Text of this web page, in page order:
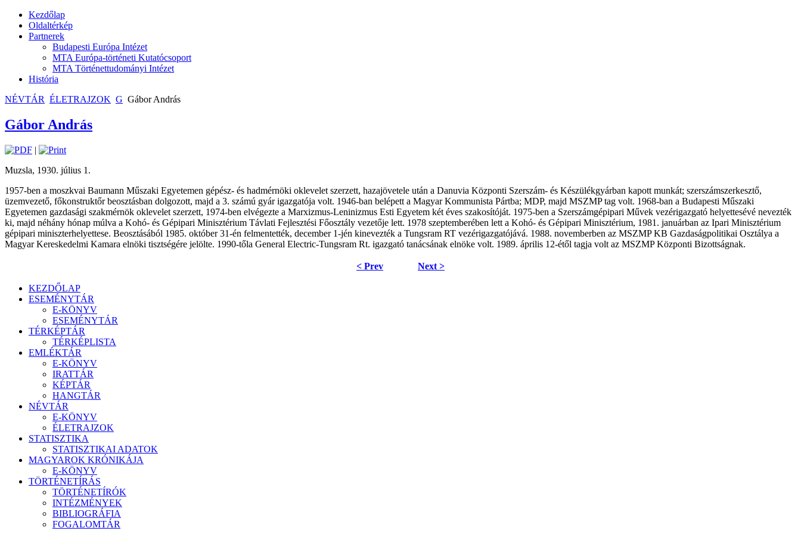
Kezdőlap
Oldaltérkép
Partnerek
Budapesti Európa Intézet
MTA Európa-történeti Kutatócsoport
MTA Történettudományi Intézet
História
NÉVTÁR ÉLETRAJZOK G Gábor András
Gábor András
|
Muzsla, 1930. július 1.
1957-ben a moszkvai Baumann Műszaki Egyetemen gépész- és hadmérnöki oklevelet szerzett, hazajövetele után a Danuvia Központi Szerszám- és Készülékgyárban kapott munkát; szerszámszerkesztő,
üzemvezető, főkonstruktőr beosztásban dolgozott, majd a 3. számú gyár igazgatója volt. 1946-ban belépett a Magyar Kommunista Pártba; MDP, majd MSZMP tag volt. 1968-ban a Budapesti Műszaki
Egyetemen gazdasági szakmérnök oklevelet szerzett, 1974-ben elvégezte a Marxizmus-Leninizmus Esti Egyetem két éves szakosítóját. 1975-ben a Szerszámgépipari Művek vezérigazgató helyettesévé nevezték
ki, majd néhány hónap múlva a Kohó- és Gépipari Minisztérium Távlati Fejlesztési Főosztály vezetője lett. 1978 szeptemberében lett a Kohó- és Gépipari Minisztérium, 1981. januárban az Ipari Minisztérium
gépipari miniszterhelyettese. Beosztásából 1985. október 31-én felmentették, december 1-jén kinevezték a Tungsram RT vezérigazgatójává. 1988. novemberben az MSZMP KB Gazdaságpolitikai Osztálya a
Magyar Kereskedelmi Kamara elnöki tisztségére jelölte. 1990-tőla General Electric-Tungsram Rt. igazgató tanácsának elnöke volt. 1989. április 12-étől tagja volt az MSZMP Központi Bizottságnak.
< Prev Next >
KEZDŐLAP
ESEMÉNYTÁR
E-KÖNYV
ESEMÉNYTÁR
TÉRKÉPTÁR
TÉRKÉPLISTA
EMLÉKTÁR
E-KÖNYV
IRATTÁR
KÉPTÁR
HANGTÁR
NÉVTÁR
E-KÖNYV
ÉLETRAJZOK
STATISZTIKA
STATISZTIKAI ADATOK
MAGYAROK KRÓNIKÁJA
E-KÖNYV
TÖRTÉNETÍRÁS
TÖRTÉNETÍRÓK
INTÉZMÉNYEK
BIBLIOGRÁFIA
FOGALOMTÁR